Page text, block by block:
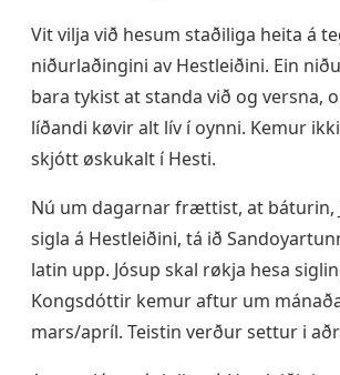
Vit vilja við hesum staðiliga heita á
niðurlaðingini av Hestleiðini. Ein
bara tykist at standa við og versna,
líðandi køvir alt lív í oynni. Kemur
skjótt øskukalt í Hesti.
Nú um dagarnar frættist, at báturin,
sigla á Hestleiðini, tá ið
latin upp. Jósup skal røkja hesa
Kongsdóttir kemur aftur um
mars/apríl. Teistin verður settur i